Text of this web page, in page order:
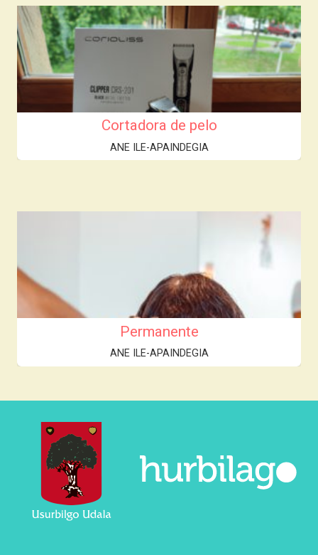
Cortadora de pelo
ANE ILE-APAINDEGIA
Permanente
ANE ILE-APAINDEGIA